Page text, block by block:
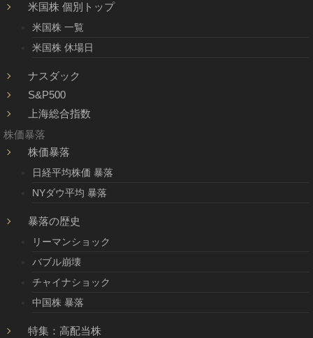
米国株 個別トップ
米国株 一覧
米国株 休場日
ナスダック
S&P500
上海総合指数
株価暴落
株価暴落
日経平均株価 暴落
NYダウ平均 暴落
暴落の歴史
リーマンショック
バブル崩壊
チャイナショック
中国株 暴落
特集：高配当株